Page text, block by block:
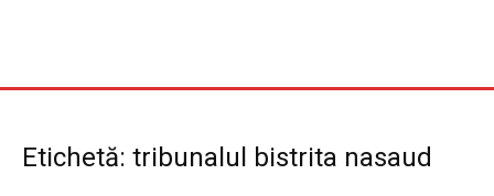
Etichetă: tribunalul bistrita nasaud